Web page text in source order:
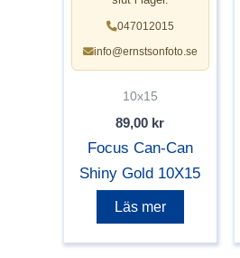
047012015
info@ernstsonfoto.se
10x15
89,00 kr
Focus Can-Can
Shiny Gold 10X15
Läs mer